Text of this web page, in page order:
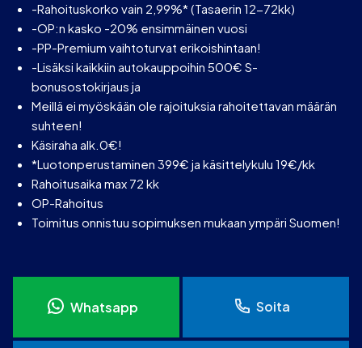
-Rahoituskorko vain 2,99%* (Tasaerin 12-72kk)
-OP:n kasko -20% ensimmäinen vuosi
-PP-Premium vaihtoturvat erikoishintaan!
-Lisäksi kaikkiin autokauppoihin 500€ S-
bonusostokirjaus ja
Meillä ei myöskään ole rajoituksia rahoitettavan määrän
suhteen!
Käsiraha alk.0€!
*Luotonperustaminen 399€ ja käsittelykulu 19€/kk
Rahoitusaika max 72 kk
OP-Rahoitus
Toimitus onnistuu sopimuksen mukaan ympäri Suomen!
Whatsapp Soita